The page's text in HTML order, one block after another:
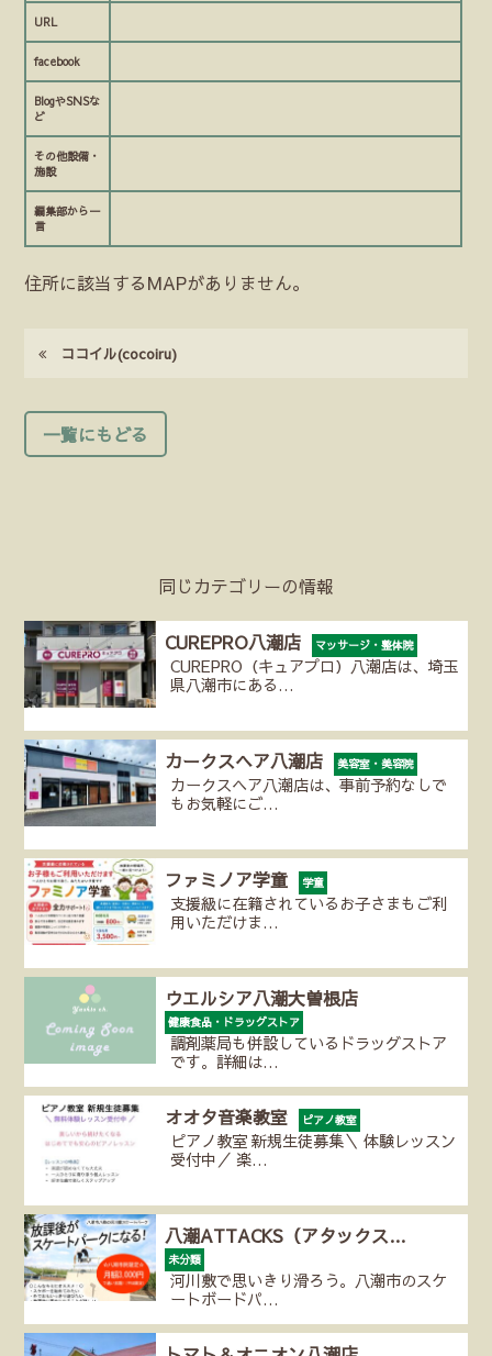
URL
facebook
BlogやSNSな
ど
その他設備・
施設
編集部から一
言
住所に該当するMAPがありません。
ココイル(cocoiru)
一覧にもどる
同じカテゴリーの情報
CUREPRO八潮店 マッサージ・整体院
CUREPRO（キュアプロ）八潮店は、埼玉
県八潮市にある…
カークスヘア八潮店 美容室・美容院
カークスヘア八潮店は、事前予約なしで
もお気軽にご…
ファミノア学童 学童
支援級に在籍されているお子さまもご利
用いただけま…
ウエルシア八潮大曽根店
健康食品・ドラッグストア
調剤薬局も併設しているドラッグストア
です。詳細は…
オオタ音楽教室 ピアノ教室
ピアノ教室 新規生徒募集＼ 体験レッスン
受付中／ 楽…
八潮ATTACKS（アタックス…
未分類
河川敷で思いきり滑ろう。八潮市のスケ
ートボードパ…